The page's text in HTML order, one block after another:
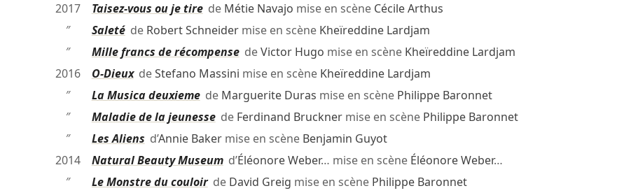
2017
Taisez-vous ou je tirede Métie Navajo mise en scène Cécile Arthus
″
Saletéde Robert Schneidermise en scène Kheïreddine Lardjam
″
Mille francs de récompensedeVictor Hugo mise en scène Kheïreddine Lardjam
2016
O-DieuxdeStefano Massini mise en scène Kheïreddine Lardjam
″
La Musica deuxiemede Marguerite Duras mise en scène Philippe Baronnet
″
Maladie de la jeunessede Ferdinand Brucknermise en scène Philippe Baronnet
″
Les Aliens d’Annie Bakermise en scène Benjamin Guyot
2014
Natural Beauty Museumd’Éléonore Weber… mise en scène Éléonore Weber…
″
Le Monstre du couloirde David Greig mise en scène Philippe Baronnet